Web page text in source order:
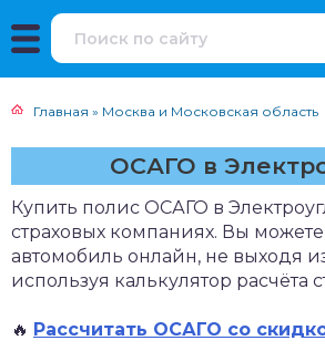
Главная » Москва и Московская область
ОСАГО в
Купить полис ОСАГО в
страховых компаниях. Вы можете
автомобиль онлайн, не выходя
используя калькулятор расчёта
🔥 Рассчитать ОСАГО со